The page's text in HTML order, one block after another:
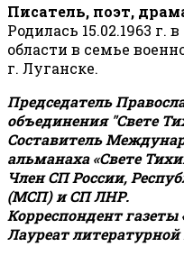
Писатель, поэт,
Родилась 15.02.1963 г.
области в семье
г. Луганске.
Председатель
объединения "Свете
Составитель
альманаха «Свете
Член СП России,
(МСП) и СП ЛНР.
Корреспондент
Лауреат